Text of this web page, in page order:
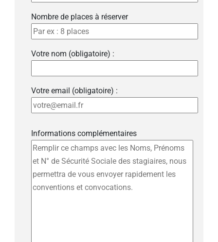
Nombre de places à réserver
Votre nom (obligatoire) :
Votre email (obligatoire) :
Informations complémentaires